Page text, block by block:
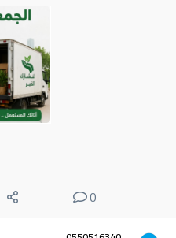
0